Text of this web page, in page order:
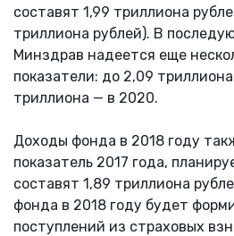
составят 1,99 триллиона
триллиона рублей). В
Минздрав надеется еще
показатели: до 2,09
триллиона — в 2020.
Доходы фонда в 2018 году
показатель 2017 года,
составят 1,89 триллиона
фонда в 2018 году будет
поступлений из страховых